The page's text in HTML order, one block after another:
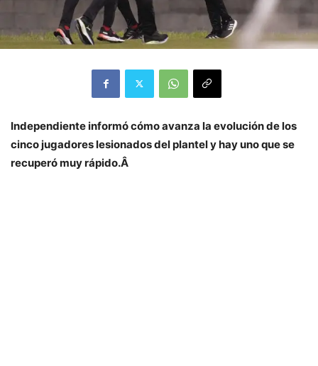
Independiente informó cómo avanza la evolución de los
cinco jugadores lesionados del plantel y hay uno que se
recuperó muy rápido.Â